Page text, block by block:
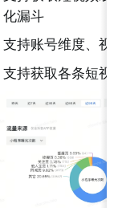
化漏斗
支持账号维度、视
支持获取各条短视